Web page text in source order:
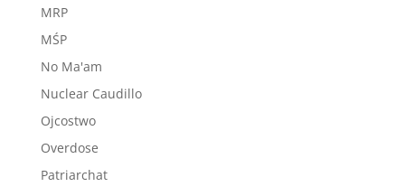
MRP
MŚP
No Ma'am
Nuclear Caudillo
Ojcostwo
Overdose
Patriarchat